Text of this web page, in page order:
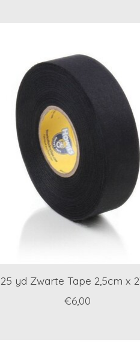
25 yd Zwarte Tape 2,5cm x
€6,00